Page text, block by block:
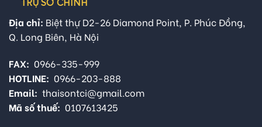
TRỤ SỞ CHÍNH
Địa chỉ: Biệt thự D2-26 Diamond Point, P. Phúc Đồng,
Q. Long Biên, Hà Nội
FAX: 0966-335-999
HOTLINE: 0966-203-888
Email: thaisontci@gmail.com
Mã số thuế: 0107613425